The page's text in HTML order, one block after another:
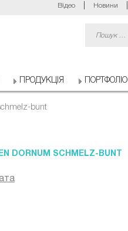
Відео Новини
ПРОДУКЦІЯ ПОРТФОЛІО
bunt
DORNUM SCHMELZ-BUNT